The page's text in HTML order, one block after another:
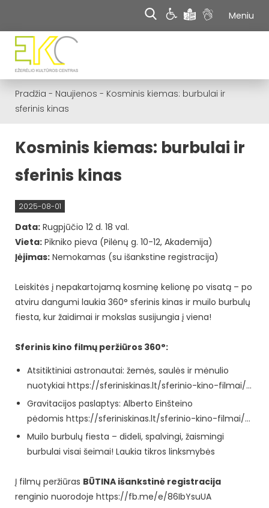
Meniu
Pradžia - Naujienos - Kosminis kiemas: burbulai ir
sferinis kinas
Kosminis kiemas: burbulai ir
sferinis kinas
2025-08-01
Data: Rugpjūčio 12 d. 18 val.
Vieta: Pikniko pieva (Pilėnų g. 10-12, Akademija)
Įėjimas: Nemokamas (su išankstine registracija)
Leiskitės į nepakartojamą kosminę kelionę po visatą – po
atviru dangumi laukia 360° sferinis kinas ir muilo burbulų
fiesta, kur žaidimai ir mokslas susijungia į viena!
Sferinis kino filmų peržiūros 360°:
Atsitiktiniai astronautai: žemės, saulės ir mėnulio
nuotykiai https://sferiniskinas.lt/sferinio-kino-filmai/…
Gravitacijos paslaptys: Alberto Einšteino
pėdomis https://sferiniskinas.lt/sferinio-kino-filmai/…
Muilo burbulų fiesta – dideli, spalvingi, žaismingi
burbulai visai šeimai! Laukia tikros linksmybės
Į filmų peržiūras BŪTINA išankstinė registracija
renginio nuorodoje https://fb.me/e/86IbYsuUA